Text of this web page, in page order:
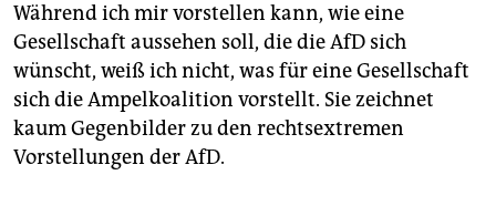
Während ich mir vorstellen kann, wie eine
Gesellschaft aussehen soll, die die AfD sich
wünscht, weiß ich nicht, was für eine Gesellschaft
sich die Ampelkoalition vorstellt. Sie zeichnet
kaum Gegenbilder zu den rechtsextremen
Vorstellungen der AfD.